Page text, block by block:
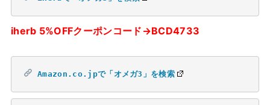
iherb 5%OFFクーポンコード→BCD4733
Amazon.co.jpで「オメガ3」を検索